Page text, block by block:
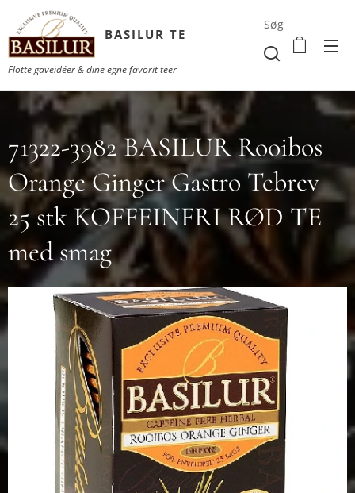
BASILUR TE
Flotte gaveidéer & dine egne favorit teer
Søg
71322-3982 BASILUR Rooibos
Orange Ginger Gastro Tebrev
25 stk KOFFEINFRI RØD TE
med smag